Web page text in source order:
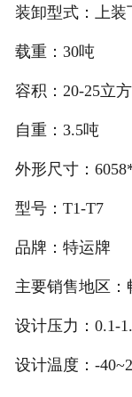
装卸型式：上
载重：30吨
容积：20-25立方
自重：3.5吨
外形尺寸：
型号：T1-T7
品牌：特运牌
主要销售地区：
设计压力：0.1-
设计温度：-